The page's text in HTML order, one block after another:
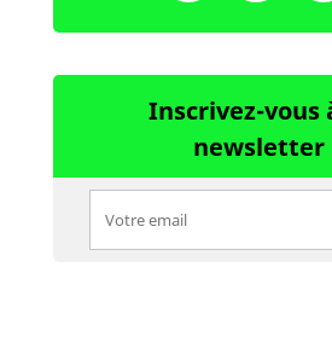
Inscrivez-vous
newsletter